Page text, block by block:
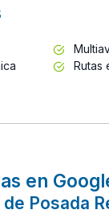
Rutas
en
Posada